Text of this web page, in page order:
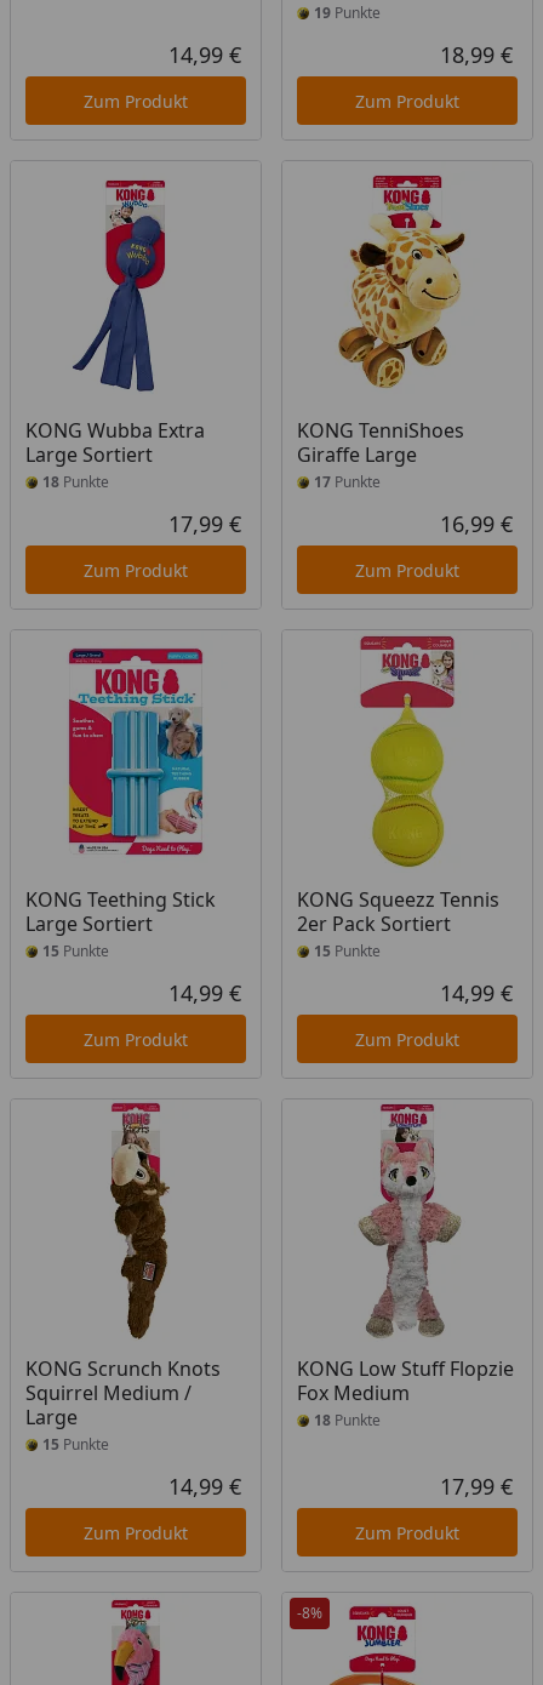
Aktueller Preis
14,99 €
Zum Produkt
19Punkte
18,99 €
Zum Produkt
KONG Wubba Extra
Large Sortiert
18 Punkte
Aktueller Preis
17,99 €
Zum Produkt
KONG TenniShoes
Giraffe Large
17Punkte
16,99 €
Zum Produkt
KONG Teething Stick
Large Sortiert
15 Punkte
Aktueller Preis
14,99 €
Zum Produkt
KONG Squeezz Tennis
2er Pack Sortiert
15 Punkte
14,99 €
Zum Produkt
KONG Scrunch Knots
Squirrel Medium /
Large
15 Punkte
Aktueller Preis
14,99 €
Zum Produkt
KONG Low Stuff Flopzie
Fox Medium
18Punkte
17,99 €
Zum Produkt
-8%